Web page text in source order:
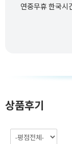
연중무휴 한국시
상품후기